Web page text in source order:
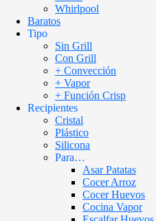
Whirlpool
Baratos
Tipo
Sin Grill
Con Grill
+ Convección
+ Vapor
+ Función Crisp
Recipientes
Cristal
Plástico
Silicona
Para…
Asar Patatas
Cocer Arroz
Cocer Huevos
Cocina Vapor